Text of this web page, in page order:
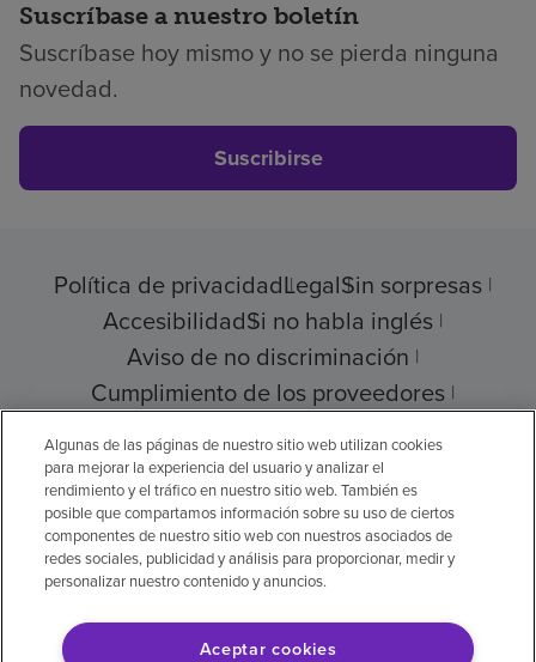
Suscríbase a nuestro boletín
Suscríbase hoy mismo y no se pierda ninguna
novedad.
Suscribirse
Política de privacidadLegalSin sorpresas
AccesibilidadSi no habla inglés
Aviso de no discriminación
Cumplimiento de los proveedores
Transparencia de precios
© 2026 Encompass Health Corporation
Preferencias de cookies
Algunas de las páginas de nuestro sitio web utilizan cookies
para mejorar la experiencia del usuario y analizar el
rendimiento y el tráfico en nuestro sitio web. También es
posible que compartamos información sobre su uso de ciertos
componentes de nuestro sitio web con nuestros asociados de
redes sociales, publicidad y análisis para proporcionar, medir y
personalizar nuestro contenido y anuncios.
Aceptar cookies